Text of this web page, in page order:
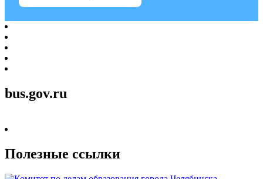
bus.gov.ru
Полезные ссылки